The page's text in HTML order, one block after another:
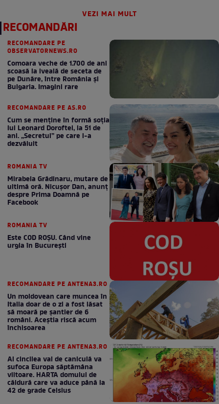
VEZI MAI MULT
RECOMANDĂRI
RECOMANDARE PE
OBSERVATORNEWS.RO
Comoara veche de 1.700 de ani
scoasă la iveală de seceta de
pe Dunăre, între România şi
Bulgaria. Imagini rare
RECOMANDARE PE AS.RO
Cum se menţine în formă soţia
lui Leonard Doroftei, la 51 de
ani. „Secretul” pe care l-a
dezvăluit
ROMANIA TV
Mirabela Grădinaru, mutare de
ultimă oră. Nicuşor Dan, anunţ
despre Prima Doamnă pe
Facebook
ROMANIA TV
Este COD ROŞU. Când vine
urgia în Bucureşti
RECOMANDARE PE ANTENA3.RO
Un moldovean care muncea în
Italia doar de o zi a fost lăsat
să moară pe şantier de 6
români. Aceștia riscă acum
închisoarea
RECOMANDARE PE ANTENA3.RO
Al cincilea val de caniculă va
sufoca Europa săptămâna
viitoare. HARTA domului de
căldură care va aduce până la
42 de grade Celsius